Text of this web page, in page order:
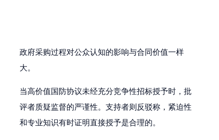
政府采购过程对公众认知的影响与合同价值一样
大。
当高价值国防协议未经充分竞争性招标授予时，批
评者质疑监督的严谨性。支持者则反驳称，紧迫性
和专业知识有时证明直接授予是合理的。